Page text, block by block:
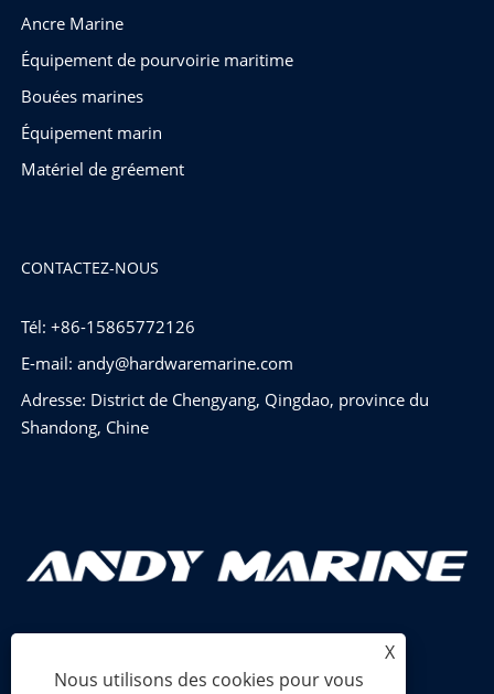
Ancre Marine
Équipement de pourvoirie maritime
Bouées marines
Équipement marin
Matériel de gréement
CONTACTEZ-NOUS
Tél: +86-15865772126
E-mail: andy@hardwaremarine.com
Adresse: District de Chengyang, Qingdao, province du
Shandong, Chine
X
Nous utilisons des cookies pour vous